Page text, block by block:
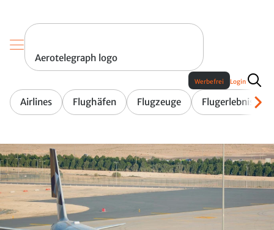
Aerotelegraph logo
Airlines Flughäfen Flugzeuge Flugerlebnis
Werbefrei Login